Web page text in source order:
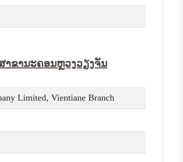
າຂານະຄອນຫຼວງວຽງຈັນ
Limited, Vientiane Branch